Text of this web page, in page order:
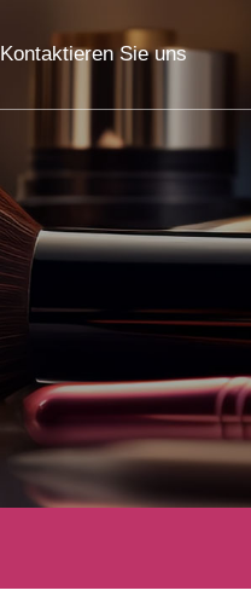
Kontaktieren Sie uns